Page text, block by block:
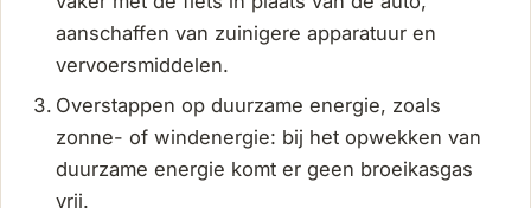
aanschaffen van zuinigere apparatuur en
vervoersmiddelen.
Overstappen op duurzame energie, zoals
zonne- of windenergie: bij het opwekken van
duurzame energie komt er geen broeikasgas
vrij.